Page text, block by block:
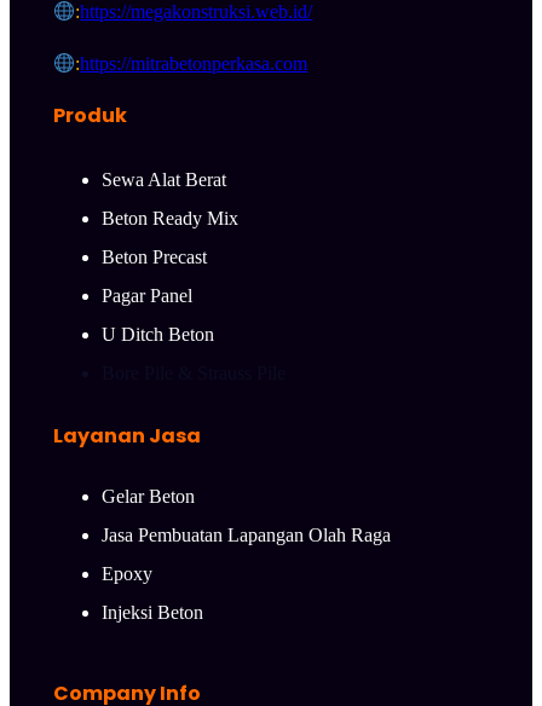
:https://megakonstruksi.web.id/
:https://mitrabetonperkasa.com
Produk
Sewa Alat Berat
Beton Ready Mix
Beton Precast
Pagar Panel
U Ditch Beton
Layanan Jasa
Gelar Beton
Jasa Pembuatan Lapangan Olah Raga
Epoxy
Injeksi Beton
Company Info